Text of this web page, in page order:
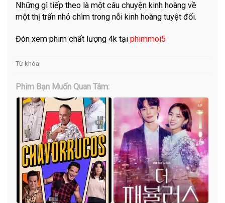
Những gì tiếp theo là một câu chuyện kinh hoàng về
một thị trấn nhỏ chìm trong nỗi kinh hoàng tuyệt đối.
Đón xem phim chất lượng 4k tạiphimmoi5
Từ khóa
Phim Bạn Muốn Quan Tâm: